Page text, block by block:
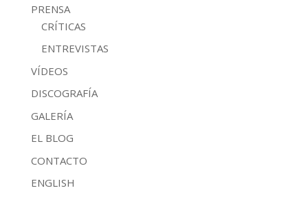
PRENSA
CRÍTICAS
ENTREVISTAS
VÍDEOS
DISCOGRAFÍA
GALERÍA
EL BLOG
CONTACTO
ENGLISH